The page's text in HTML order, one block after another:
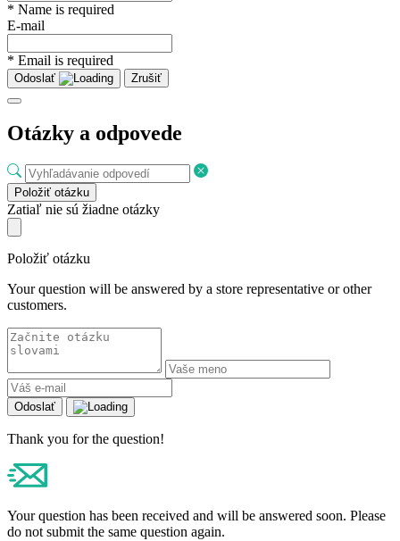
* Name is required
E-mail
* Email is required
Odoslať Zrušiť
Otázky a odpovede
Položiť otázku
Zatiaľ nie sú žiadne otázky
Položiť otázku
Your question will be answered by a store representative or other
customers.
Odoslať
Thank you for the question!
Your question has been received and will be answered soon. Please
do not submit the same question again.